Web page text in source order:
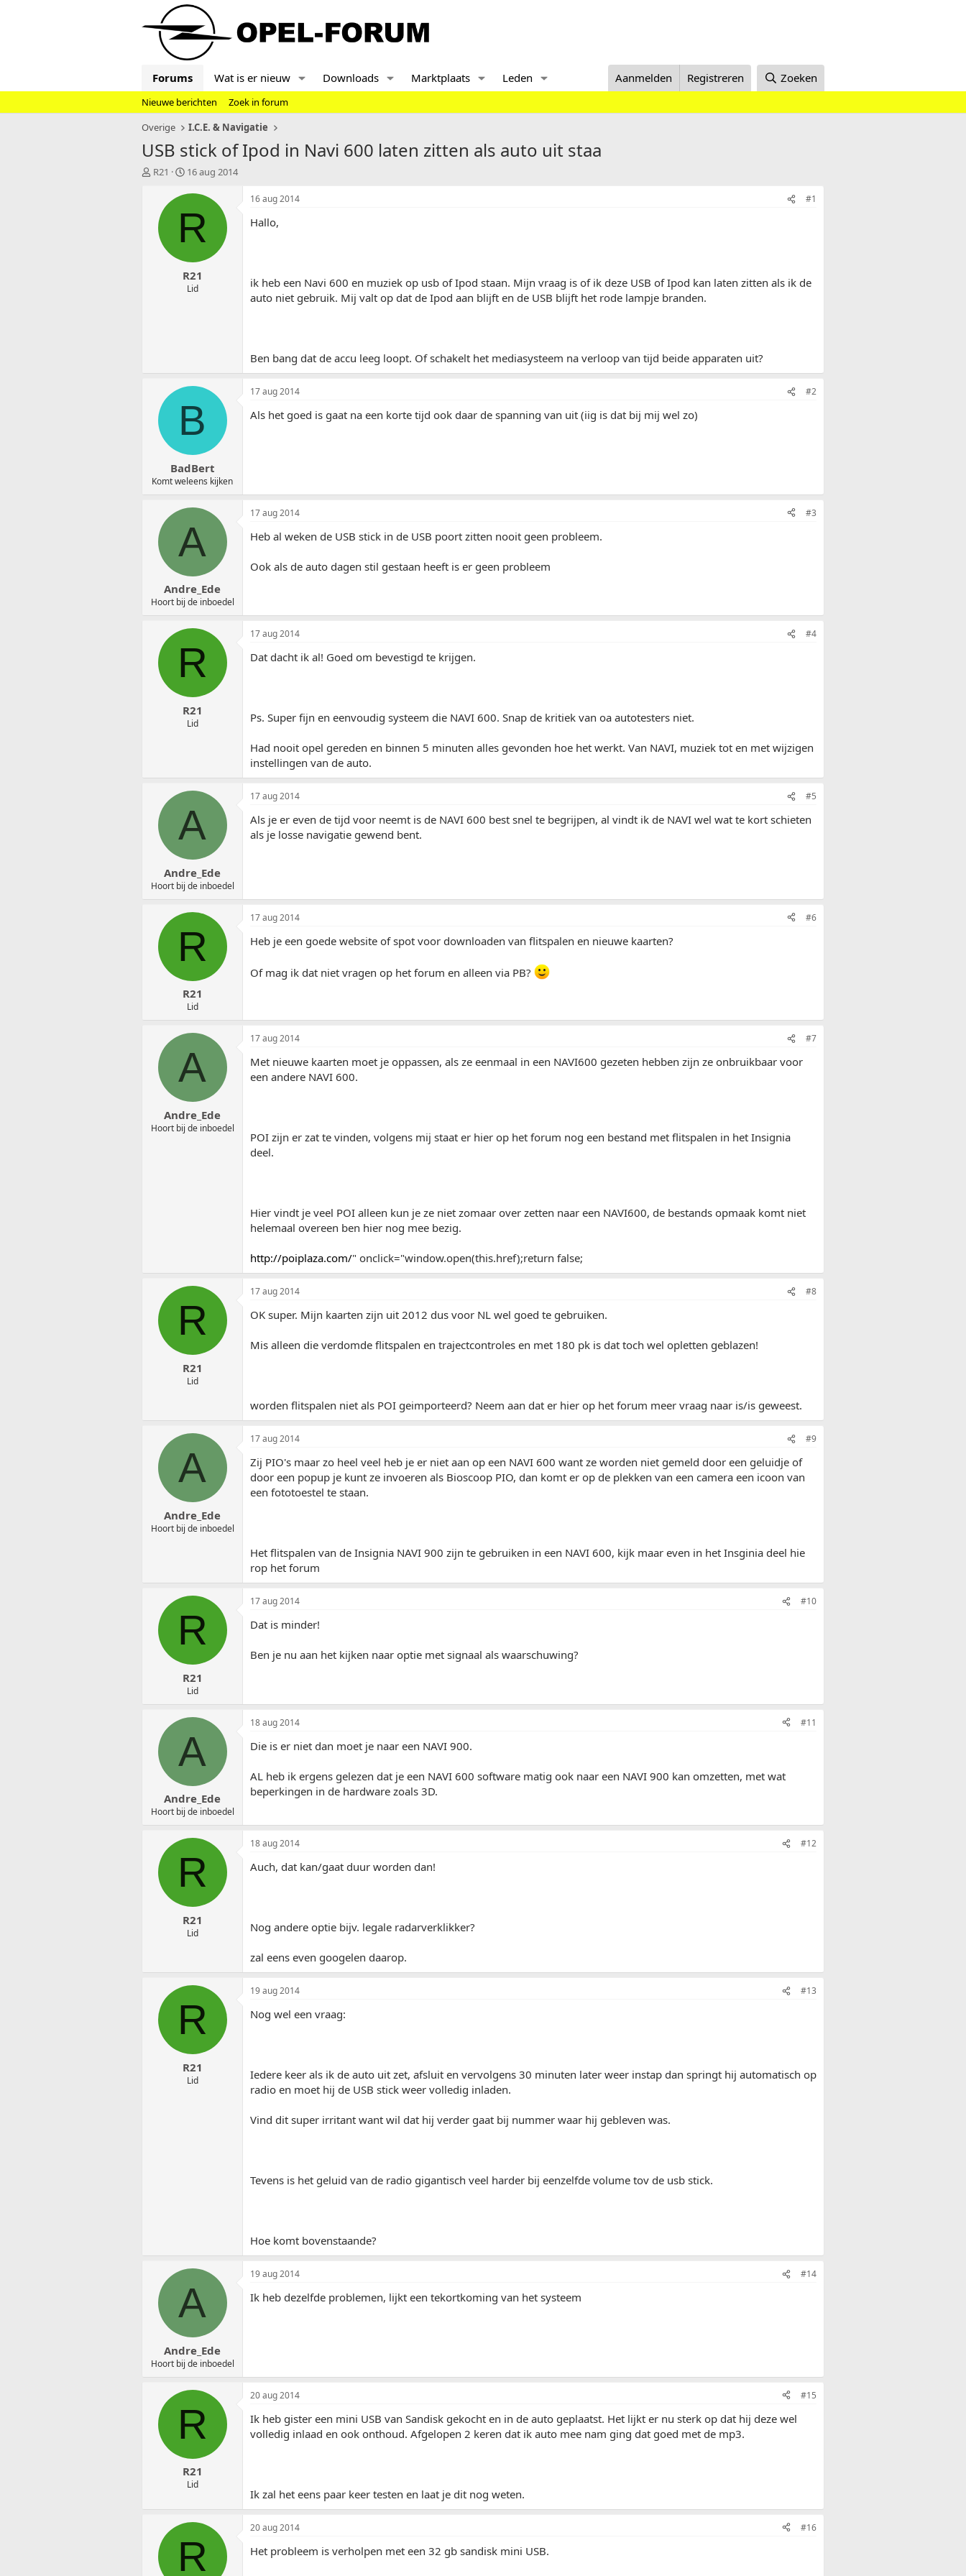
Forums Wat is er nieuw Downloads Marktplaats Leden Aanmelden Registreren Zoeken
Nieuwe berichten
Zoek in forum
Overige
I.C.E. & Navigatie
USB stick of Ipod in Navi 600 laten zitten als auto uit staa
T
R21
S
a
t
u
m
16 aug 2014
R
R21
Lid
16 aug 2014 #1
Hallo,
ik heb een Navi 600 en muziek op usb of Ipod staan. Mijn vraag is of ik deze USB of Ipod kan laten zitten als ik de
auto niet gebruik. Mij valt op dat de Ipod aan blijft en de USB blijft het rode lampje branden.
Ben bang dat de accu leeg loopt. Of schakelt het mediasysteem na verloop van tijd beide apparaten uit?
B
BadBert
Komt weleens kijken
17 aug 2014 #2
Als het goed is gaat na een korte tijd ook daar de spanning van uit (iig is dat bij mij wel zo)
A
Andre_Ede
Hoort bij de inboedel
17 aug 2014 #3
Heb al weken de USB stick in de USB poort zitten nooit geen probleem.
Ook als de auto dagen stil gestaan heeft is er geen probleem
R
R21
Lid
17 aug 2014 #4
Dat dacht ik al! Goed om bevestigd te krijgen.
Ps. Super fijn en eenvoudig systeem die NAVI 600. Snap de kritiek van oa autotesters niet.
Had nooit opel gereden en binnen 5 minuten alles gevonden hoe het werkt. Van NAVI, muziek tot en met wijzigen
instellingen van de auto.
A
Andre_Ede
Hoort bij de inboedel
17 aug 2014 #5
Als je er even de tijd voor neemt is de NAVI 600 best snel te begrijpen, al vindt ik de NAVI wel wat te kort schieten
als je losse navigatie gewend bent.
R
R21
Lid
17 aug 2014 #6
Heb je een goede website of spot voor downloaden van flitspalen en nieuwe kaarten?
Of mag ik dat niet vragen op het forum en alleen via PB?
A
Andre_Ede
Hoort bij de inboedel
17 aug 2014 #7
Met nieuwe kaarten moet je oppassen, als ze eenmaal in een NAVI600 gezeten hebben zijn ze onbruikbaar voor
een andere NAVI 600.
POI zijn er zat te vinden, volgens mij staat er hier op het forum nog een bestand met flitspalen in het Insignia
deel.
Hier vindt je veel POI alleen kun je ze niet zomaar over zetten naar een NAVI600, de bestands opmaak komt niet
helemaal overeen ben hier nog mee bezig.
http://poiplaza.com/" onclick="window.open(this.href);return false;
R
R21
Lid
17 aug 2014 #8
OK super. Mijn kaarten zijn uit 2012 dus voor NL wel goed te gebruiken.
Mis alleen die verdomde flitspalen en trajectcontroles en met 180 pk is dat toch wel opletten geblazen!
worden flitspalen niet als POI geimporteerd? Neem aan dat er hier op het forum meer vraag naar is/is geweest.
A
Andre_Ede
Hoort bij de inboedel
17 aug 2014 #9
Zij PIO's maar zo heel veel heb je er niet aan op een NAVI 600 want ze worden niet gemeld door een geluidje of
door een popup je kunt ze invoeren als Bioscoop PIO, dan komt er op de plekken van een camera een icoon van
een fototoestel te staan.
Het flitspalen van de Insignia NAVI 900 zijn te gebruiken in een NAVI 600, kijk maar even in het Insginia deel hie
rop het forum
R
R21
Lid
17 aug 2014 #10
Dat is minder!
Ben je nu aan het kijken naar optie met signaal als waarschuwing?
A
Andre_Ede
Hoort bij de inboedel
18 aug 2014 #11
Die is er niet dan moet je naar een NAVI 900.
AL heb ik ergens gelezen dat je een NAVI 600 software matig ook naar een NAVI 900 kan omzetten, met wat
beperkingen in de hardware zoals 3D.
R
R21
Lid
18 aug 2014 #12
Auch, dat kan/gaat duur worden dan!
Nog andere optie bijv. legale radarverklikker?
zal eens even googelen daarop.
R
R21
Lid
19 aug 2014 #13
Nog wel een vraag:
Iedere keer als ik de auto uit zet, afsluit en vervolgens 30 minuten later weer instap dan springt hij automatisch op
radio en moet hij de USB stick weer volledig inladen.
Vind dit super irritant want wil dat hij verder gaat bij nummer waar hij gebleven was.
Tevens is het geluid van de radio gigantisch veel harder bij eenzelfde volume tov de usb stick.
Hoe komt bovenstaande?
A
Andre_Ede
Hoort bij de inboedel
19 aug 2014 #14
Ik heb dezelfde problemen, lijkt een tekortkoming van het systeem
R
R21
Lid
20 aug 2014 #15
Ik heb gister een mini USB van Sandisk gekocht en in de auto geplaatst. Het lijkt er nu sterk op dat hij deze wel
volledig inlaad en ook onthoud. Afgelopen 2 keren dat ik auto mee nam ging dat goed met de mp3.
Ik zal het eens paar keer testen en laat je dit nog weten.
R
20 aug 2014 #16
Het probleem is verholpen met een 32 gb sandisk mini USB.